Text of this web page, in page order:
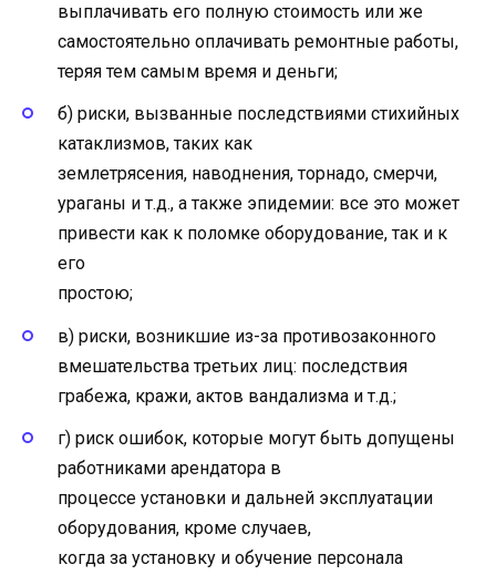
выплачивать его полную стоимость или же
самостоятельно оплачивать ремонтные работы,
теряя тем самым время и деньги;
б) риски, вызванные последствиями стихийных
катаклизмов, таких как
землетрясения, наводнения, торнадо, смерчи,
ураганы и т.д., а также эпидемии: все это может
привести как к поломке оборудование, так и к
его
простою;
в) риски, возникшие из-за противозаконного
вмешательства третьих лиц: последствия
грабежа, кражи, актов вандализма и т.д.;
г) риск ошибок, которые могут быть допущены
работниками арендатора в
процессе установки и дальней эксплуатации
оборудования, кроме случаев,
когда за установку и обучение персонала